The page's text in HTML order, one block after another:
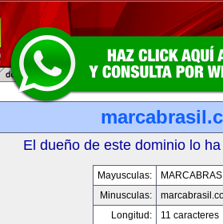
El dueño de este dominio lo
Mayusculas:
Minusculas:
Longitud:
11 caracteres